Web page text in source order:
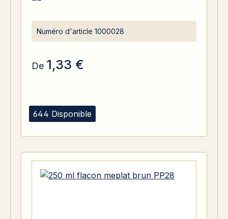
644 Disponible
Numéro d'article 1000028
De 1,33 €